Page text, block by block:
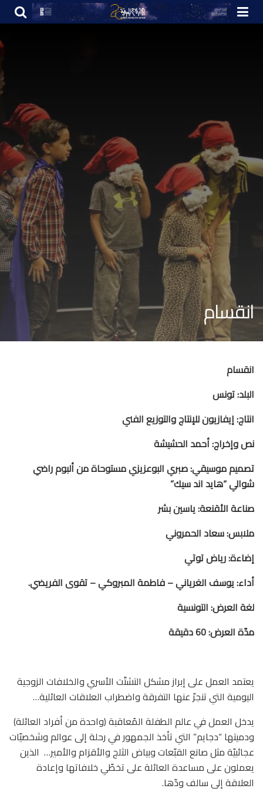
انقسام
انقسام
البلد: تونس
انتاج: إيفازيون للإنتاج والتوزيع الفني
نص وإخراج: أحمد الحشيشة
تصميم موسيقي: صبري البوعزيزي مستوحاة من ألبوم راضي
شوالي “هايد اند سيك”
صناعة الأقنعة: ياسين بشر
ملابس: سعاد الحمروني
إضاءة: رياض توتي
أداء: يوسف الغرياني – فاطمة المبروكي – تقوى الفريضي.
لغة العرض: التونسية
مدّة العرض: 60 دقيقة
يعتمد العمل على إبراز مشكل التشتّت الأسري والخلافات الزوجية
اليومية التي تنجرّ عنها التفرقة واضطراب العلاقات العائلية…
يدخل العمل في عالم الطفلة المُعاقبة (واحدة من أفراد العائلة)
ودميتها “دجايم” التي تأخذ الجمهور في رحلة إلى عوالم وشخصيّات
عجائبيّة مثل صانع القبّعات وبياض الثلج والأقزام والأمير… الذين
يعملون على مساعدة العائلة على تخطّي خلافاتها وإعادة
العلاقة إلى سالف ودّها.